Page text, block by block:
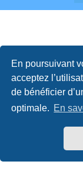
En poursuivant
acceptez
de bénéficier
optimale. En